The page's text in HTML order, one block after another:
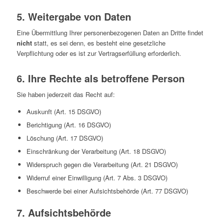
5. Weitergabe von Daten
Eine Übermittlung Ihrer personenbezogenen Daten an Dritte findet
nichtstatt, es sei denn, es besteht eine gesetzliche
Verpflichtung oder es ist zur Vertragserfüllung erforderlich.
6. Ihre Rechte als betroffene Person
Sie haben jederzeit das Recht auf:
Auskunft (Art. 15 DSGVO)
Berichtigung (Art. 16 DSGVO)
Löschung (Art. 17 DSGVO)
Einschränkung der Verarbeitung (Art. 18 DSGVO)
Widerspruch gegen die Verarbeitung (Art. 21 DSGVO)
Widerruf einer Einwilligung (Art. 7 Abs. 3 DSGVO)
Beschwerde bei einer Aufsichtsbehörde (Art. 77 DSGVO)
7. Aufsichtsbehörde